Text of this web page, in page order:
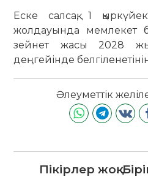
Еске салсақ, 1
жолдауында мемлекет
зейнет жасы 2028
деңгейінде
Әлеуметтік
Пікірлер жоқ.